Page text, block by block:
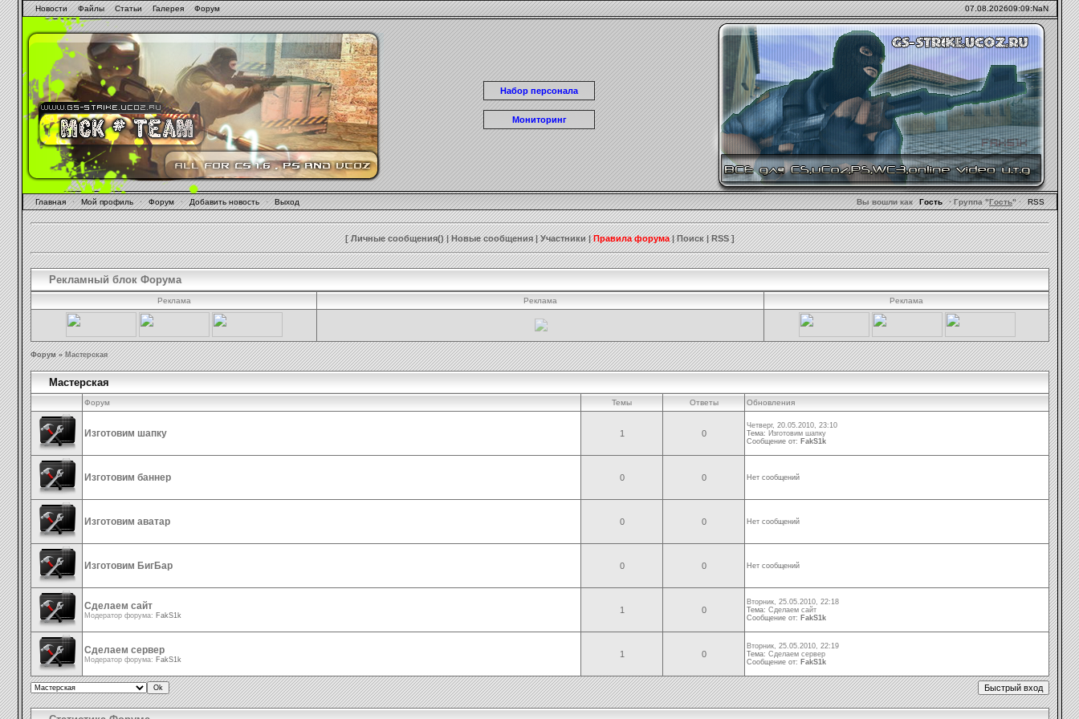
Новости Файлы Статьи Галерея Форум 07.08.202609:09:NaN
Набор персонала
Мониторинг
Главная · Мой профиль · Форум · Добавить новость · Выход Вы вошли как Гость · Группа "Гость"· RSS
[Личные сообщения()|Новые сообщения|Участники|Правила форума|Поиск|RSS]
Рекламный блок Форума
Реклама Реклама Реклама
Форум » Мастерская
Мастерская
Форум Темы Ответы Обновления
Изготовим шапку 1 0
Четверг, 20.05.2010, 23:10
Тема: Изготовим шапку
Сообщение от: FakS1k
Изготовим баннер 0 0 Нет сообщений
Изготовим аватар 0 0 Нет сообщений
Изготовим БигБар 0 0 Нет сообщений
Сделаем сайт
Модератор форума: FakS1k
1 0
Вторник, 25.05.2010, 22:18
Тема: Сделаем сайт
Сообщение от: FakS1k
Сделаем сервер
Модератор форума: FakS1k
1 0
Вторник, 25.05.2010, 22:19
Тема: Сделаем сервер
Сообщение от: FakS1k